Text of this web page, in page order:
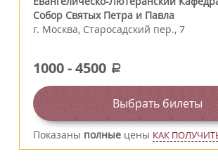
Собор Святых Петра и Павла
г. Москва, Старосадский пер., 7
1000-4500 a
Выбрать билеты
Показаны полные цены КАК